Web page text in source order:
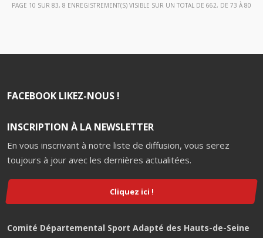
PAGE 10 SUR 83, 8 ENREGISTREMENT(S) VISIBLE SUR UN TOTAL DE 662, DE 73 À 80
FACEBOOK LIKEZ-NOUS !
INSCRIPTION À LA NEWSLETTER
En vous inscrivant à notre liste de diffusion, vous serez
toujours à jour avec les dernières actualitées.
Cliquez ici !
Comité Départemental Sport Adapté des Hauts-de-Seine